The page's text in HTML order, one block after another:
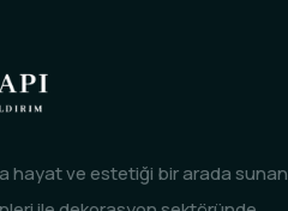
hayat ve estetiği bir arada sunan